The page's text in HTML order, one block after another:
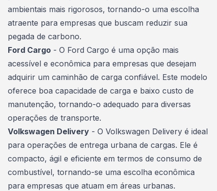
ambientais mais rigorosos, tornando-o uma escolha
atraente para empresas que buscam reduzir sua
pegada de carbono.
Ford Cargo - O Ford Cargo é uma opção mais
acessível e econômica para empresas que desejam
adquirir um caminhão de carga confiável. Este modelo
oferece boa capacidade de carga e baixo custo de
manutenção, tornando-o adequado para diversas
operações de transporte.
Volkswagen Delivery - O Volkswagen Delivery é ideal
para operações de entrega urbana de cargas. Ele é
compacto, ágil e eficiente em termos de consumo de
combustível, tornando-se uma escolha econômica
para empresas que atuam em áreas urbanas.